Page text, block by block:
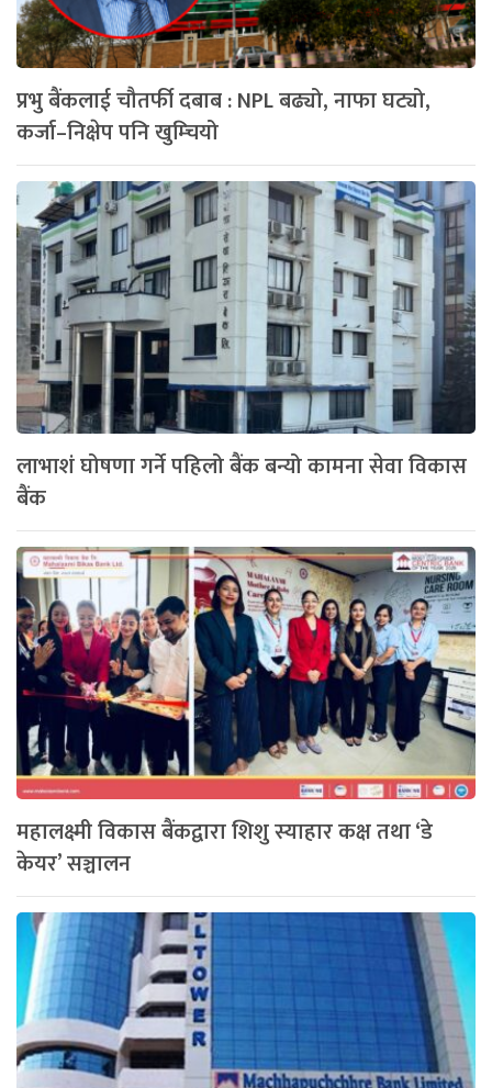
प्रभु बैंकलाई चौतर्फी दबाब : NPL बढ्यो, नाफा घट्यो,
कर्जा–निक्षेप पनि खुम्चियो
लाभाशं घोषणा गर्ने पहिलो बैंक बन्यो कामना सेवा विकास
बैंक
महालक्ष्मी विकास बैंकद्वारा शिशु स्याहार कक्ष तथा ‘डे
केयर’ सञ्चालन